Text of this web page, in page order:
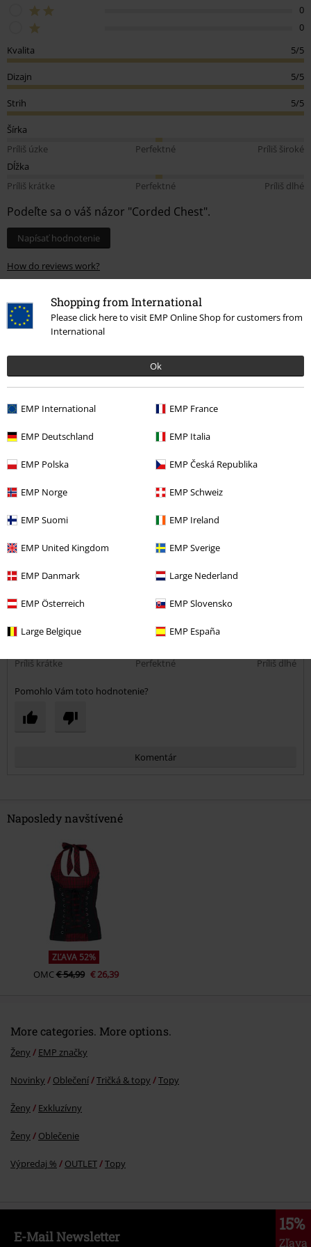
Shopping from International
Please click here to visit EMP Online Shop for customers from
International
Ok
EMP International EMP France
EMP Deutschland EMP Italia
EMP Polska EMP Česká Republika
EMP Norge EMP Schweiz
EMP Suomi EMP Ireland
EMP United Kingdom EMP Sverige
EMP Danmark Large Nederland
EMP Österreich EMP Slovensko
Large Belgique EMP España
0
0
Kvalita
5/5
Dizajn 5/5
Strih 5/5
Šírka
Príliš úzke
Perfektné
Príliš široké
Dĺžka
Príliš krátke
Perfektné Príliš dlhé
Podeľte sa o váš názor "Corded Chest".
Napísať hodnotenie
How do reviews work?
Triediť podľa
Dátum Nápomocný
5 Hodnotenie
Publikované: Sobota, 19.02.2022
Zakúpená veľkosť: M
Hodnotenie
Strih
Šírka
Príliš úzke
Perfektné
Príliš krátke
Perfektné Príliš dlhé
Pomohlo Vám toto hodnotenie?
Komentár
Poslať komentár
Naposledy navštívené
ZĽAVA 52%
OMC€ 54,99 € 26,39
More categories. More options.
Ženy EMP značky
Novinky Oblečení Tričká & topy Topy
Ženy Exkluzívny
Ženy Oblečenie
Výpredaj % OUTLET Topy
15%
Zľava
E-Mail Newsletter